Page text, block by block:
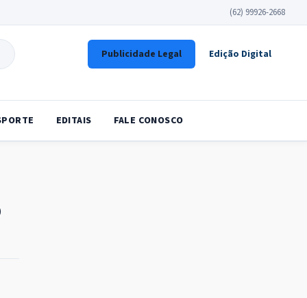
(62) 99926-2668
Publicidade Legal Edição Digital
EDITAIS FALE CONOSCO